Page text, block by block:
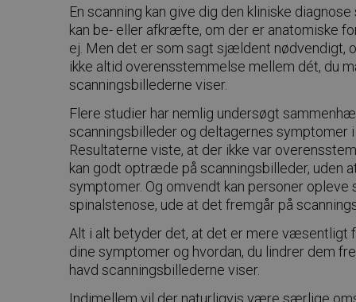
En scanning kan give dig den kliniske
kan be- eller afkræfte, om der er anatomiske
ej. Men det er som sagt sjældent nødvendigt,
ikke altid overensstemmelse mellem dét, du
scanningsbillederne viser.
Flere studier har nemlig undersøgt
scanningsbilleder og deltagernes symptomer i
Resultaterne viste, at der ikke var
kan godt optræde på scanningsbilleder, uden
symptomer. Og omvendt kan personer opleve
spinalstenose, ude at det fremgår på
Alt i alt betyder det, at det er mere væsentligt
dine symptomer og hvordan, du lindrer dem
havd scanningsbillederne viser.
Indimellem vil der naturligvis være særlige